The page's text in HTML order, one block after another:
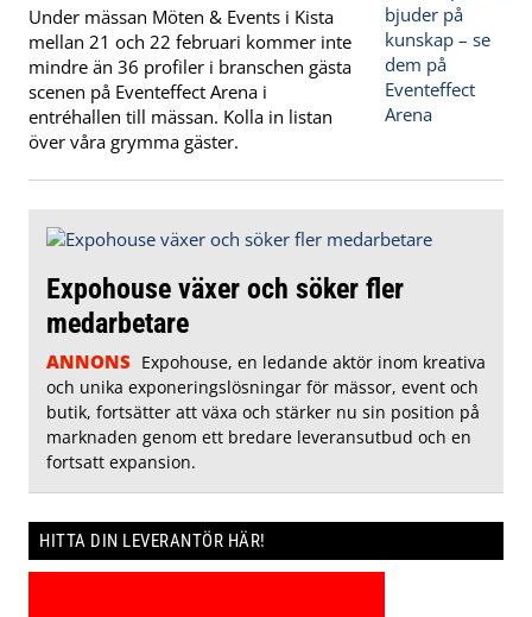
Under mässan Möten & Events i Kista
mellan 21 och 22 februari kommer inte
mindre än 36 profiler i branschen gästa
scenen på Eventeffect Arena i
entréhallen till mässan. Kolla in listan
över våra grymma gäster.
Expohouse växer och söker fler
medarbetare
ANNONS Expohouse, en ledande aktör inom kreativa
och unika exponeringslösningar för mässor, event och
butik, fortsätter att växa och stärker nu sin position på
marknaden genom ett bredare leveransutbud och en
fortsatt expansion.
HITTA DIN LEVERANTÖR HÄR!